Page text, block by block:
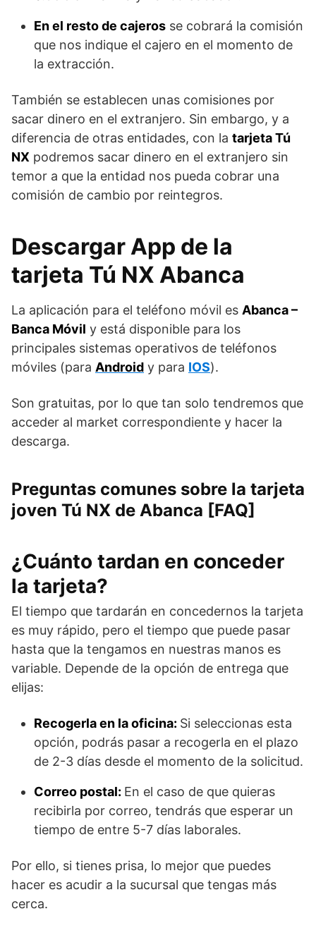
En el resto de cajeros se cobrará la comisión
que nos indique el cajero en el momento de
la extracción.
También se establecen unas comisiones por
sacar dinero en el extranjero. Sin embargo, y a
diferencia de otras entidades, con la tarjeta Tú
NX podremos sacar dinero en el extranjero sin
temor a que la entidad nos pueda cobrar una
comisión de cambio por reintegros.
Descargar App de la
tarjeta Tú NX Abanca
La aplicación para el teléfono móvil es Abanca –
Banca Móvil y está disponible para los
principales sistemas operativos de teléfonos
móviles (para Android y para IOS).
Son gratuitas, por lo que tan solo tendremos que
acceder al market correspondiente y hacer la
descarga.
Preguntas comunes sobre la tarjeta
joven Tú NX de Abanca [FAQ]
¿Cuánto tardan en conceder
la tarjeta?
El tiempo que tardarán en concedernos la tarjeta
es muy rápido, pero el tiempo que puede pasar
hasta que la tengamos en nuestras manos es
variable. Depende de la opción de entrega que
elijas:
Recogerla en la oficina: Si seleccionas esta
opción, podrás pasar a recogerla en el plazo
de 2-3 días desde el momento de la solicitud.
Correo postal: En el caso de que quieras
recibirla por correo, tendrás que esperar un
tiempo de entre 5-7 días laborales.
Por ello, si tienes prisa, lo mejor que puedes
hacer es acudir a la sucursal que tengas más
cerca.